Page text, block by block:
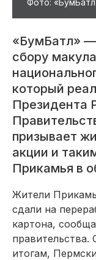
«БумБатл» —
сбору
который
Президента
призывает
акции и
Прикамья в
Жители
сдали на
картона,
итогам,